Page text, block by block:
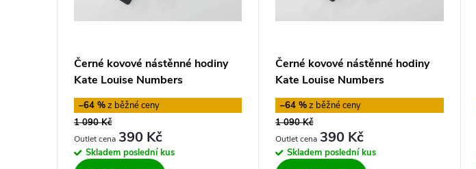
Černé kovové nástěnné hodiny
Kate Louise Numbers
–64 %
1 090 Kč
390 Kč
Skladem poslední kus
Černé kovové nástěnné hodiny
Kate Louise Numbers
–64 %
1 090 Kč
390 Kč
Sklademposlední kus